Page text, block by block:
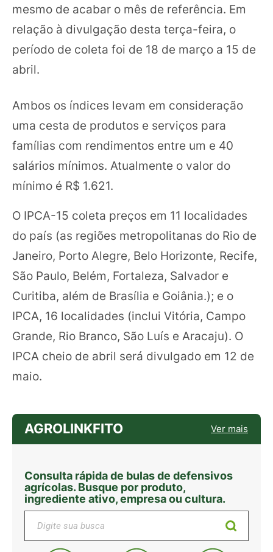
mesmo de acabar o mês de referência. Em
relação à divulgação desta terça-feira, o
período de coleta foi de 18 de março a 15 de
abril.
Ambos os índices levam em consideração
uma cesta de produtos e serviços para
famílias com rendimentos entre um e 40
salários mínimos. Atualmente o valor do
mínimo é R$ 1.621.
O IPCA-15 coleta preços em 11 localidades
do país (as regiões metropolitanas do Rio de
Janeiro, Porto Alegre, Belo Horizonte, Recife,
São Paulo, Belém, Fortaleza, Salvador e
Curitiba, além de Brasília e Goiânia.); e o
IPCA, 16 localidades (inclui Vitória, Campo
Grande, Rio Branco, São Luís e Aracaju). O
IPCA cheio de abril será divulgado em 12 de
maio.
AGROLINKFITO Ver mais
Consulta rápida de bulas de defensivos
agrícolas. Busque por produto,
ingrediente ativo, empresa ou cultura.